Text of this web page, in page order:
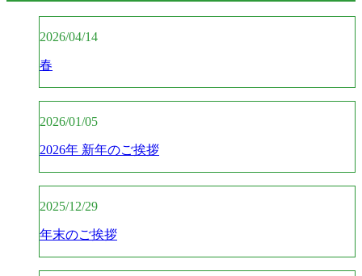
2026/04/14
春
2026/01/05
2026年 新年のご挨拶
2025/12/29
年末のご挨拶